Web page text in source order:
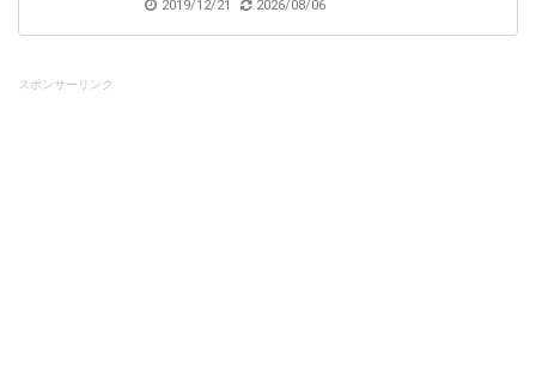
2019/12/21
2026/08/06
スポンサーリンク